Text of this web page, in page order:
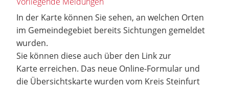
In der Karte können Sie sehen, an welchen Orten
im Gemeindegebiet bereits Sichtungen gemeldet
wurden.
Sie können diese auch über den Link zur
Karte erreichen. Das neue Online-Formular und
die Übersichtskarte wurden vom Kreis Steinfurt